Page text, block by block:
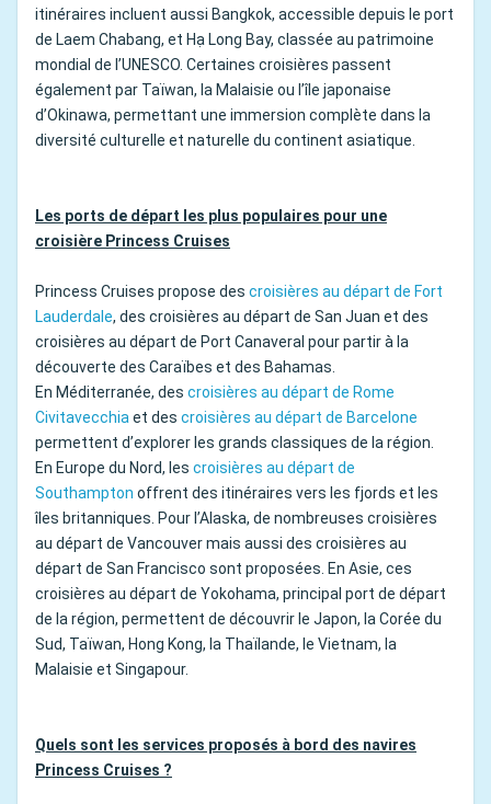
itinéraires incluent aussi Bangkok, accessible depuis le port
de Laem Chabang, et Hạ Long Bay, classée au patrimoine
mondial de l’UNESCO. Certaines croisières passent
également par Taïwan, la Malaisie ou l’île japonaise
d’Okinawa, permettant une immersion complète dans la
diversité culturelle et naturelle du continent asiatique.
Les ports de départ les plus populaires pour une
croisière Princess Cruises
Princess Cruises propose des croisières au départ de Fort
Lauderdale, des croisières au départ de San Juan et des
croisières au départ de Port Canaveral pour partir à la
découverte des Caraïbes et des Bahamas.
En Méditerranée, des croisières au départ de Rome
Civitavecchiaet des croisières au départ de Barcelone
permettent d’explorer les grands classiques de la région.
En Europe du Nord, les croisières au départ de
Southampton offrent des itinéraires vers les fjords et les
îles britanniques. Pour l’Alaska, de nombreuses croisières
au départ de Vancouver mais aussi des croisières au
départ de San Francisco sont proposées. En Asie, ces
croisières au départ de Yokohama, principal port de départ
de la région, permettent de découvrir le Japon, la Corée du
Sud, Taïwan, Hong Kong, la Thaïlande, le Vietnam, la
Malaisie et Singapour.
Quels sont les services proposés à bord des navires
Princess Cruises ?